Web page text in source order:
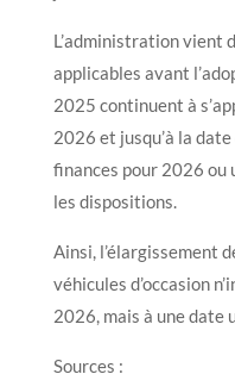
L’administration vient
applicables avant
2025 continuent à
2026 et jusqu’à la
finances pour 2026 ou
les dispositions.
Ainsi, l’élargissement
véhicules d’occasion
2026, mais à une
Sources :